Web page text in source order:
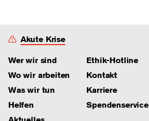
Akute Krise
Wer wir sind
Wo wir arbeiten
Was wir tun
Helfen
Ethik-Hotline
Kontakt
Karriere
Spendenservice